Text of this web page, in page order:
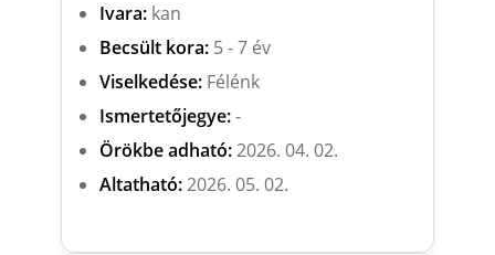
Ivara:kan
Becsült kora:5 - 7 év
Viselkedése:Félénk
Ismertetőjegye:-
Örökbe adható:2026. 04. 02.
Altatható:2026. 05. 02.